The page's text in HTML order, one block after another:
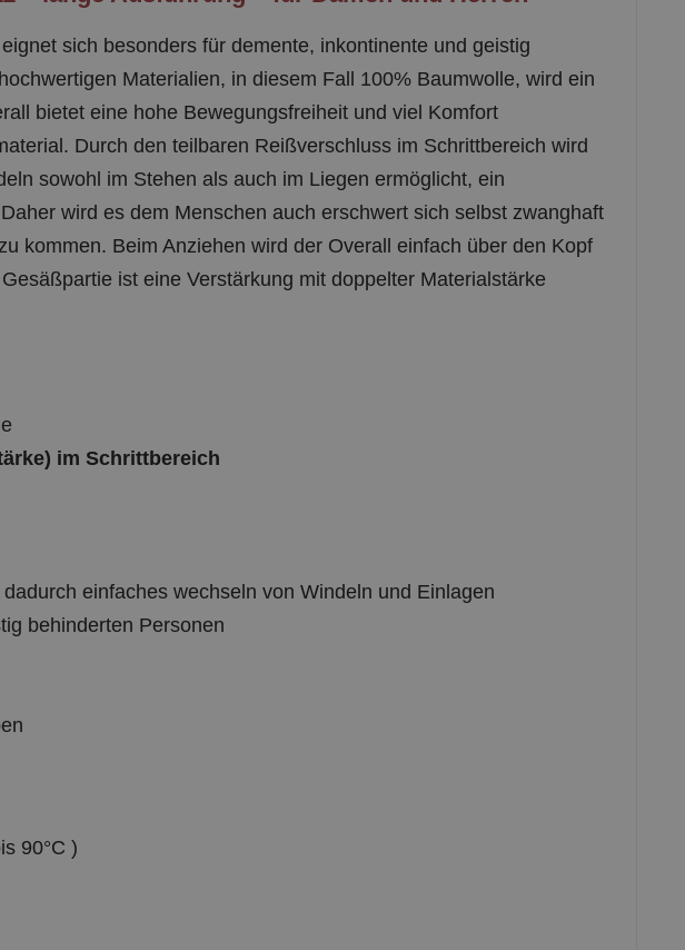
sich besonders für demente, inkontinente und geistig
Materialien, in diesem Fall 100% Baumwolle, wird ein
bietet eine hohe Bewegungsfreiheit und viel Komfort
Durch den teilbaren Reißverschluss im Schrittbereich wird
sowohl im Stehen als auch im Liegen ermöglicht, ein
wird es dem Menschen auch erschwert sich selbst zwanghaft
kommen. Beim Anziehen wird der Overall einfach über den Kopf
ist eine Verstärkung mit doppelter Materialstärke
im Schrittbereich
einfaches wechseln von Windeln und Einlagen
behinderten Personen
90°C )